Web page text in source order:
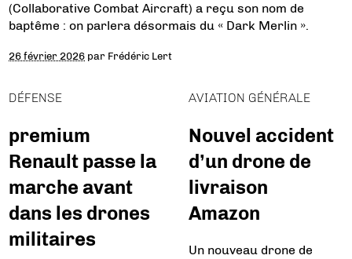
(Collaborative Combat Aircraft) a reçu son nom de
baptême : on parlera désormais du « Dark Merlin ».
26 février 2026 par Frédéric Lert
DÉFENSE
premium
Renault passe la
marche avant
dans les drones
militaires
AVIATION GÉNÉRALE
Nouvel accident
d’un drone de
livraison
Amazon
Un nouveau drone de